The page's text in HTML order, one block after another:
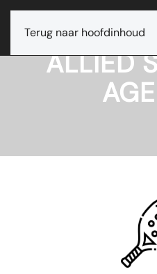
Terug naar hoofdinhoud
ALLIED